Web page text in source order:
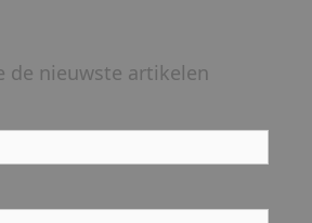
de nieuwste artikelen